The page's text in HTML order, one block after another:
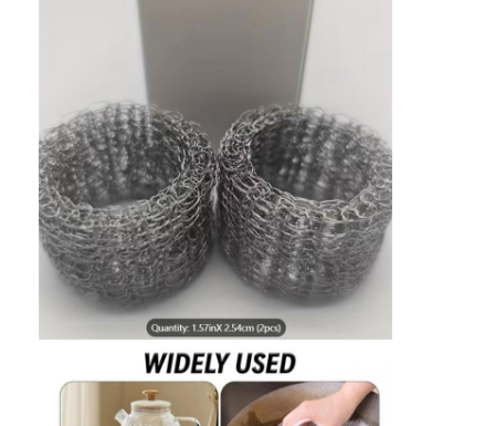
Nachrichten
Jetzt Chatten
X-Tend-Gitter aus Edelstahl
Extruder-Filtersieb
Extruder-Bildschirmpack
Drahtseil-Masche